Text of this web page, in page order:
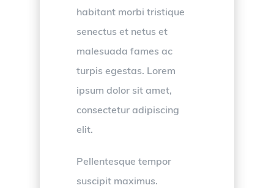
habitant morbi tristique
senectus et netus et
malesuada fames ac
turpis egestas. Lorem
ipsum dolor sit amet,
consectetur adipiscing
elit.
Pellentesque tempor
suscipit maximus.